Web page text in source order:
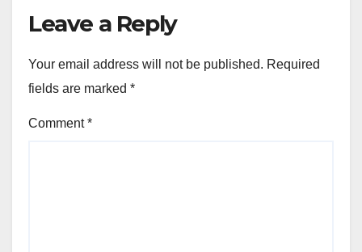
Leave a Reply
Your email address will not be published. Required
fields are marked *
Comment*